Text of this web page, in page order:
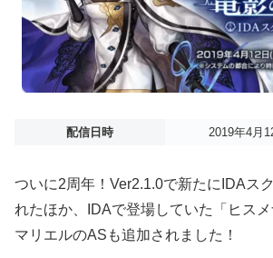
配信日時 2019年4月
ついに2周年！Ver2.1.0で新たにIDAス
れたほか、IDAで登場していた「ヒスメ
マリエルのASも追加されました！